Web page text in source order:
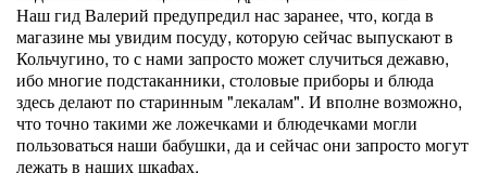
Наш гид Валерий предупредил нас заранее, что, когда в
магазине мы увидим посуду, которую сейчас выпускают в
Кольчугино, то с нами запросто может случиться дежавю,
ибо многие подстаканники, столовые приборы и блюда
здесь делают по старинным "лекалам". И вполне возможно,
что точно такими же ложечками и блюдечками могли
пользоваться наши бабушки, да и сейчас они запросто могут
лежать в наших шкафах.